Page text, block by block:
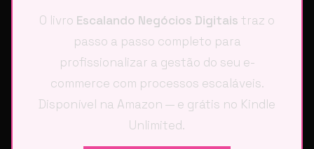
O livro Escalando Negócios Digitais traz o
passo a passo completo para
profissionalizar a gestão do seu e-
commerce com processos escaláveis.
Disponível na Amazon — e grátis no Kindle
Unlimited.